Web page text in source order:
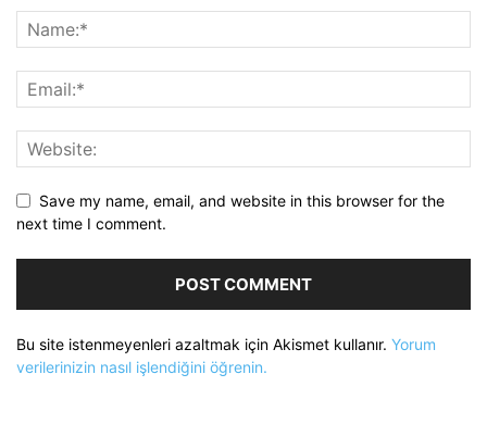
Save my name, email, and website in this browser for the
next time I comment.
Bu site istenmeyenleri azaltmak için Akismet kullanır. Yorum
verilerinizin nasıl işlendiğini öğrenin.